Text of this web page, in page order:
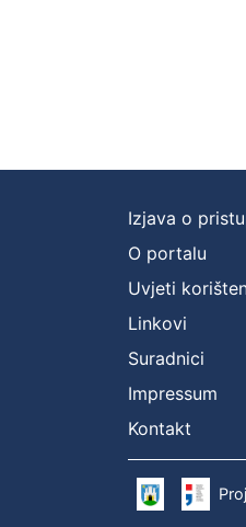
Izjava o
O portalu
Uvjeti
Linkovi
Suradnici
Impressum
Kontakt